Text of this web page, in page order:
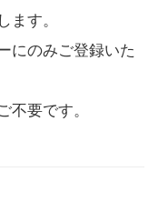
ます。
にのみご登録いた
不要です。